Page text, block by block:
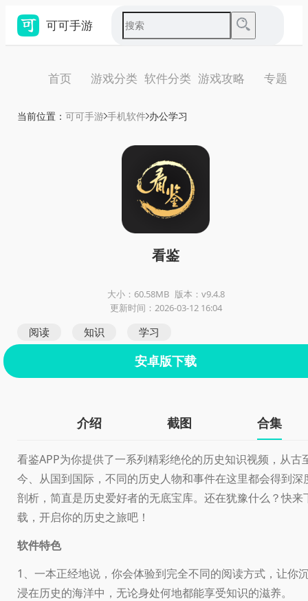
可可手游
首页 游戏分类 软件分类 游戏攻略 专题
当前位置： 可可手游 手机软件 办公学习
看鉴
大小：60.58MB 版本：v9.4.8
更新时间：2026-03-12 16:04
阅读 知识 学习
安卓版下载
介绍 截图 合集
看鉴APP为你提供了一系列精彩绝伦的历史知识视频，从古
今、从国到国际，不同的历史人物和事件在这里都会得到深
剖析，简直是历史爱好者的无底宝库。还在犹豫什么？快来
载，开启你的历史之旅吧！
软件特色
1、一本正经地说，你会体验到完全不同的阅读方式，让你
浸在历史的海洋中，无论身处何地都能享受知识的滋养。